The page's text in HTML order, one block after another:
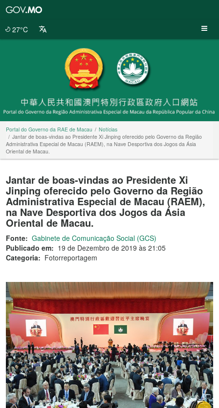
27°C
Portal do Governo da RAE de Macau
Notícias
Jantar de boas-vindas ao Presidente Xi Jinping oferecido pelo Governo da Região
Administrativa Especial de Macau (RAEM), na Nave Desportiva dos Jogos da Ásia
Oriental de Macau.
Jantar de boas-vindas ao Presidente Xi
Jinping oferecido pelo Governo da Região
Administrativa Especial de Macau (RAEM),
na Nave Desportiva dos Jogos da Ásia
Oriental de Macau.
Fonte: Gabinete de Comunicação Social (GCS)
Publicado em: 19 de Dezembro de 2019 às 21:05
Categoria: Fotorreportagem